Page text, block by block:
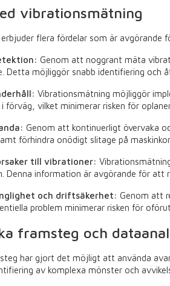
vibrationsmätning
flera fördelar som är avgörande
Genom att noggrant mäta
Detta möjliggör snabb identifiering och
Vibrationsmätning möjliggör
förväg, vilket minimerar risken för
Genom att kontinuerligt övervaka
förhindra onödigt slitage på
till vibrationer:
Denna information är avgörande för att
och driftsäkerhet: Genom att
problem minimerar risken för
framsteg och
har gjort det möjligt att använda
av komplexa mönster och